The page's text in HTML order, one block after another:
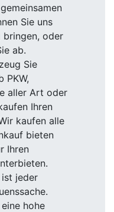
Sie uns
bringen, oder
ab.
Sie
PKW,
aller Art oder
Ihren
kaufen alle
bieten
Ihren
ist jeder
hohe